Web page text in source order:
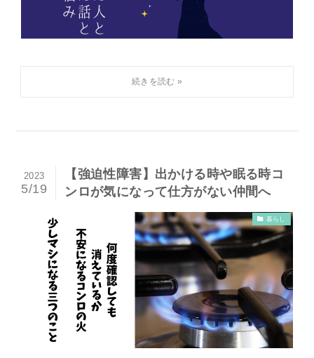
【強迫性障害】出かける時や眠る時コ
ンロが気になって仕方がない仲間へ
2023
5/19
暮らし